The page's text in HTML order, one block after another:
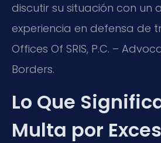
discutir su situación con un
experiencia en defensa de
Offices Of SRIS, P.C. –
Borders.
Lo Que
Multa por